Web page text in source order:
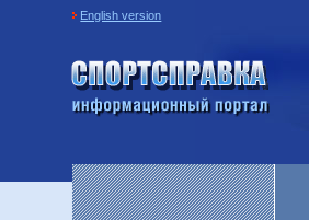
English version